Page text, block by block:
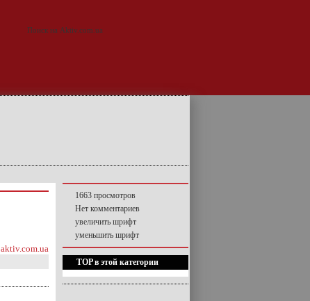
aktiv.com.ua
1663 просмотров
Нет комментариев
увеличить шрифт
уменьшить шрифт
TOP в этой категории